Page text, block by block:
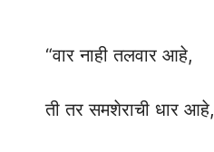
“वार नाही तलवार आहे,
ती तर समशेराची धार आहे,